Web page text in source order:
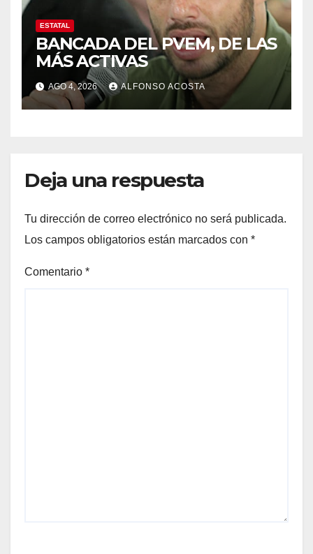
ESTATAL
BANCADA DEL PVEM, DE LAS
MÁS ACTIVAS
AGO 4, 2026 ALFONSO ACOSTA
Deja una respuesta
Tu dirección de correo electrónico no será publicada.
Los campos obligatorios están marcados con *
Comentario *